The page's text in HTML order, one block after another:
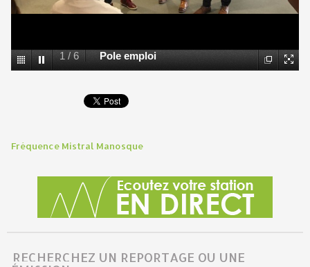
2 /6 Cap Emploi
Fréquence Mistral Manosque
RECHERCHEZ UN REPORTAGE OU UNE